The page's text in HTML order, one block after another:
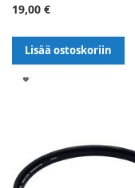
19,00 €
Lisää ostoskoriin